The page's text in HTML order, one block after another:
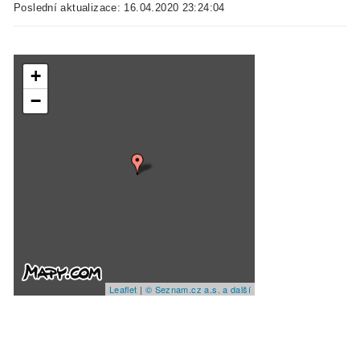
Poslední aktualizace: 16.04.2020 23:24:04
+
−
Leaflet | © Seznam.cz a.s. a další